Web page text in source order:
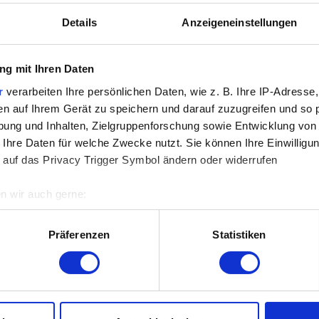
Details Anzeigeneinstellungen
mit Ihren Daten
verarbeiten Ihre persönlichen Daten, wie z. B. Ihre IP-
auf Ihrem Gerät zu speichern und darauf zuzugreifen und so
und Inhalten, Zielgruppenforschung sowie Entwicklung
Daten für welche Zwecke nutzt. Sie können Ihre
das Privacy Trigger Symbol ändern oder widerrufen
wir auch gerne:
geografische Lage erfassen, welche bis auf einige Meter
Scannen nach bestimmten Merkmalen (Fingerprinting)
Ihre persönlichen Daten verarbeitet werden, und legen Sie
und Anzeigen zu personalisieren, Funktionen für soziale
Präferenzen Statistiken
Gamaschen FAUX
black truffle (HERITAGE
Informationen
ESKADRON
Mehr